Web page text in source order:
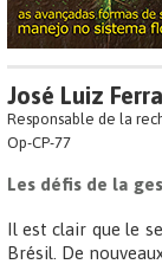
José Luiz
Responsable de la
Op-CP-77
Les défis de la
Il est clair que le
Brésil. De